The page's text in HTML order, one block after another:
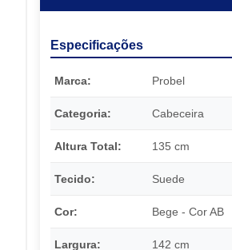
Especificações
Marca: Probel
Categoria: Cabeceira
Altura Total: 135 cm
Tecido: Suede
Cor: Bege - Cor AB
Largura: 142 cm